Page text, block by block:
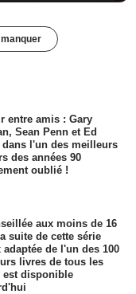
entre amis : Gary
Sean Penn et Ed
dans l'un des meilleurs
des années 90
oublié !
aux moins de 16
suite de cette série
adaptée de l'un des 100
livres de tous les
est disponible